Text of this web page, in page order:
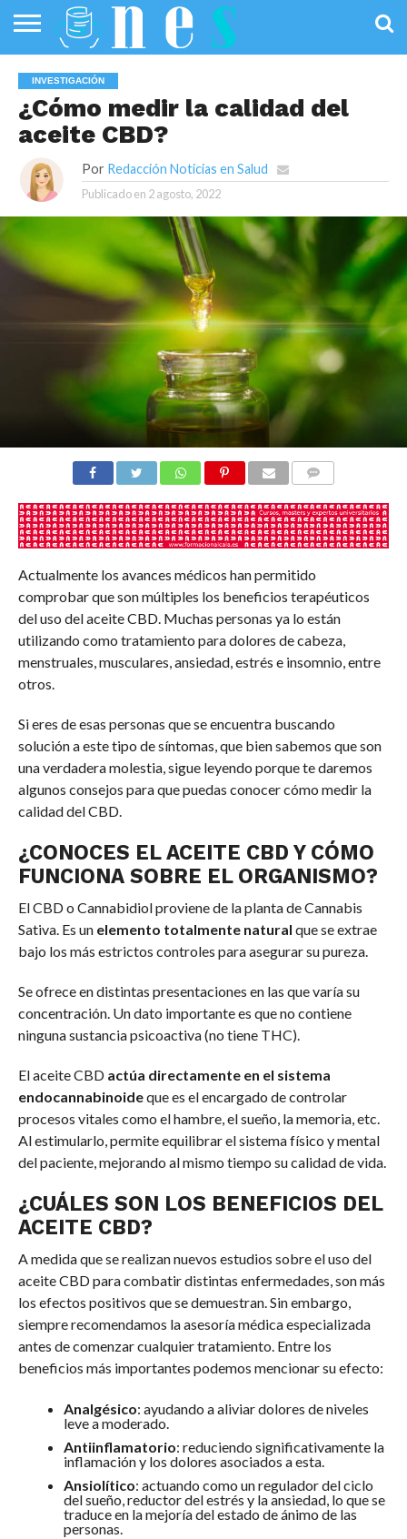
PÚBLICA
SANIDAD
INVESTIGACIÓN
ENTREVISTAS
PROFESIONALES
DE LA SALUD
INFOGRAFÍAS
DE SALUD
OPINIÓN
INVESTIGACIÓN
¿Cómo medir la calidad del
aceite CBD?
Por Redacción Noticias en Salud
Publicado en 2 agosto, 2022
Actualmente los avances médicos han permitido
comprobar que son múltiples los beneficios terapéuticos
del uso del aceite CBD. Muchas personas ya lo están
utilizando como tratamiento para dolores de cabeza,
menstruales, musculares, ansiedad, estrés e insomnio, entre
otros.
Si eres de esas personas que se encuentra buscando
solución a este tipo de síntomas, que bien sabemos que son
una verdadera molestia, sigue leyendo porque te daremos
algunos consejos para que puedas conocer cómo medir la
calidad del CBD.
¿CONOCES EL ACEITE CBD Y CÓMO
FUNCIONA SOBRE EL ORGANISMO?
El CBD o Cannabidiol proviene de la planta de Cannabis
Sativa. Es un elemento totalmente natural que se extrae
bajo los más estrictos controles para asegurar su pureza.
Se ofrece en distintas presentaciones en las que varía su
concentración. Un dato importante es que no contiene
ninguna sustancia psicoactiva (no tiene THC).
El aceite CBD actúa directamente en el sistema
endocannabinoideque es el encargado de controlar
procesos vitales como el hambre, el sueño, la memoria, etc.
Al estimularlo, permite equilibrar el sistema físico y mental
del paciente, mejorando al mismo tiempo su calidad de vida.
¿CUÁLES SON LOS BENEFICIOS DEL
ACEITE CBD?
A medida que se realizan nuevos estudios sobre el uso del
aceite CBD para combatir distintas enfermedades, son más
los efectos positivos que se demuestran. Sin embargo,
siempre recomendamos la asesoría médica especializada
antes de comenzar cualquier tratamiento. Entre los
beneficios más importantes podemos mencionar su efecto:
Analgésico: ayudando a aliviar dolores de niveles
leve a moderado.
Antiinflamatorio: reduciendo significativamente la
inflamación y los dolores asociados a esta.
Ansiolítico: actuando como un regulador del ciclo
del sueño, reductor del estrés y la ansiedad, lo que se
traduce en la mejoría del estado de ánimo de las
personas.